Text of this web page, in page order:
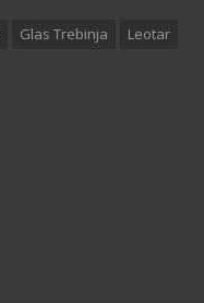
Glas Trebinja
Leotar